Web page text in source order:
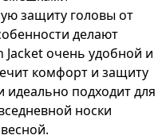
защиту головы от
делают
Jacket очень удобной и
комфорт и защиту
идеально подходит для
носки